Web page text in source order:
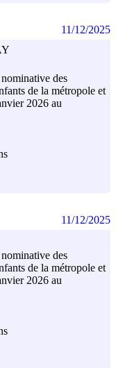
des
de la métropole et
2026 au
11/12/2025
des
de la métropole et
2026 au
11/12/2025